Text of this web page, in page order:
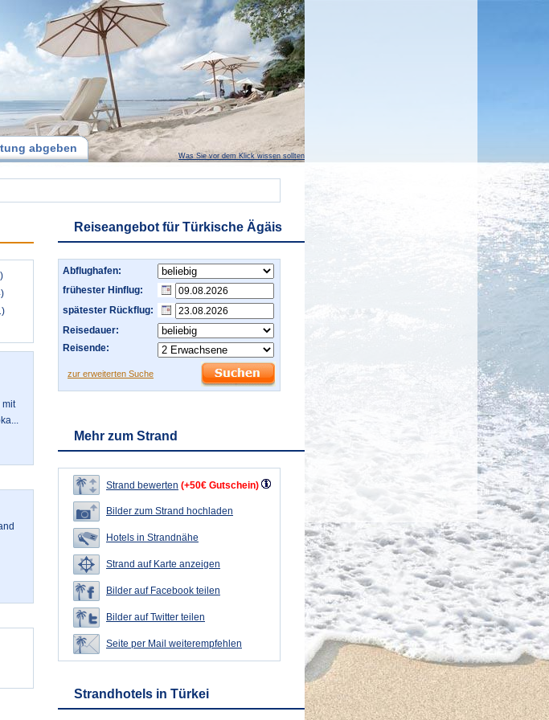
abgeben
Was Sie vor dem Klick wissen sollten
mit
Reiseangebot für Türkische Ägäis
Abflughafen:
frühester Hinflug:
spätester Rückflug:
Reisedauer:
Reisende:
zur erweiterten Suche
Mehr zum Strand
Strand bewerten (+50€ Gutschein)
Bilder zum Strand hochladen
Hotels in Strandnähe
Strand auf Karte anzeigen
Bilder auf Facebook teilen
Bilder auf Twitter teilen
Seite per Mail weiterempfehlen
Strandhotels in Türkei